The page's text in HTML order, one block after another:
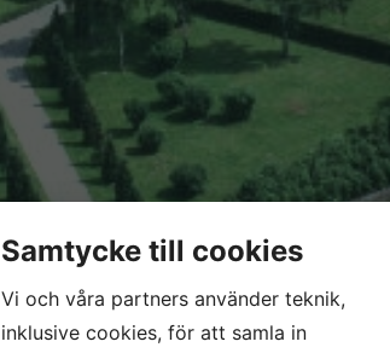
Samtycke till cookies
Vi och våra partners använder teknik,
inklusive cookies, för att samla in